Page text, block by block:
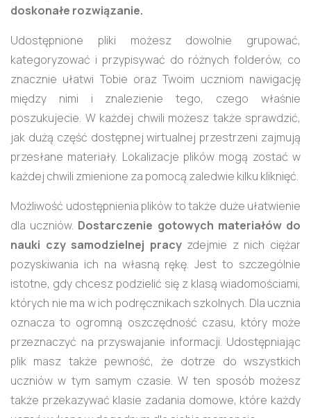
doskonałe rozwiązanie.
Udostępnione pliki możesz dowolnie grupować,
kategoryzować i przypisywać do różnych folderów, co
znacznie ułatwi Tobie oraz Twoim uczniom nawigację
między nimi i znalezienie tego, czego właśnie
poszukujecie. W każdej chwili możesz także sprawdzić,
jak dużą część dostępnej wirtualnej przestrzeni zajmują
przesłane materiały. Lokalizacje plików mogą zostać w
każdej chwili zmienione za pomocą zaledwie kilku kliknięć.
Możliwość udostępnienia plików to także duże ułatwienie
dla uczniów. Dostarczenie gotowych materiałów do
nauki czy samodzielnej pracyzdejmie z nich ciężar
pozyskiwania ich na własną rękę. Jest to szczególnie
istotne, gdy chcesz podzielić się z klasą wiadomościami,
których nie ma w ich podręcznikach szkolnych. Dla ucznia
oznacza to ogromną oszczędność czasu, który może
przeznaczyć na przyswajanie informacji. Udostępniając
plik masz także pewność, że dotrze do wszystkich
uczniów w tym samym czasie. W ten sposób możesz
także przekazywać klasie zadania domowe, które każdy